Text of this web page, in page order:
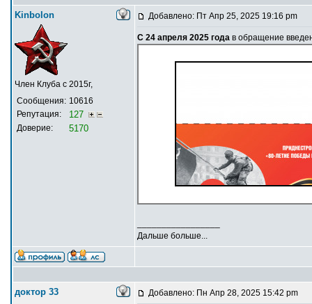
Kinbolon
Член Клуба с 2015г,
Сообщения: 10616
Репутация:
127
Доверие: 5170
Добавлено: Пт Апр 25, 2025 19:16 pm
С 24 апреля 2025 года в обращение
Дальше больше...
доктор 33 Добавлено: Пн Апр 28, 2025 15:42 pm